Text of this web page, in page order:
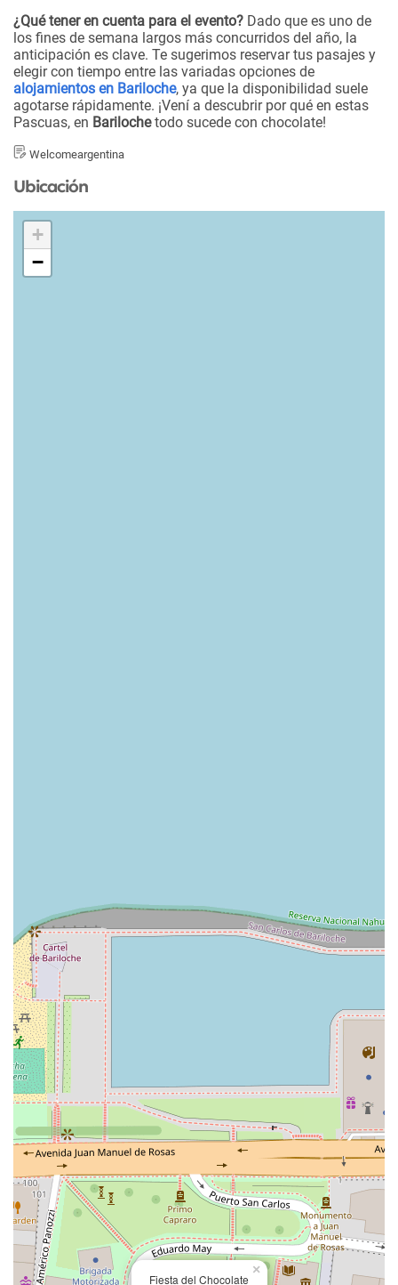
¿Qué tener en cuenta para el evento? Dado que es uno de
los fines de semana largos más concurridos del año, la
anticipación es clave. Te sugerimos reservar tus pasajes y
elegir con tiempo entre las variadas opciones de
alojamientos en Bariloche, ya que la disponibilidad suele
agotarse rápidamente. ¡Vení a descubrir por qué en estas
Pascuas, en Barilochetodo sucede con chocolate!
Welcomeargentina
Ubicación
Fiesta del Chocolate
×
+
−